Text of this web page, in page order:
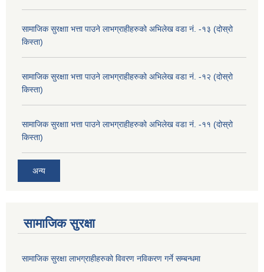
सामाजिक सुरक्षाा भत्ता पाउने लाभग्राहीहरुको अभिलेख वडा नं. -१३ (दोस्रो
किस्ता)
सामाजिक सुरक्षाा भत्ता पाउने लाभग्राहीहरुको अभिलेख वडा नं. -१२ (दोस्रो
किस्ता)
सामाजिक सुरक्षाा भत्ता पाउने लाभग्राहीहरुको अभिलेख वडा नं. -११ (दोस्रो
किस्ता)
अन्य
सामाजिक सुरक्षा
सामाजिक सुरक्षा लाभग्राहीहरुको विवरण नविकरण गर्ने सम्बन्धमा